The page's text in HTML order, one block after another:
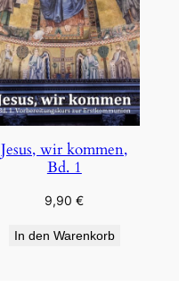
Jesus, wir kommen,
Bd. 1
9,90€
In den Warenkorb